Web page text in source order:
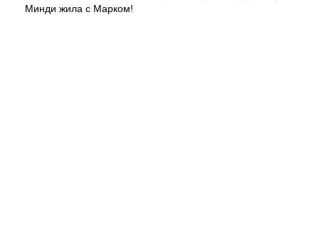
Минди жила с Марком!